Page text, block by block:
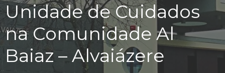
Unidade de Cuidados
na Comunidade Al
Baiaz – Alvaiázere